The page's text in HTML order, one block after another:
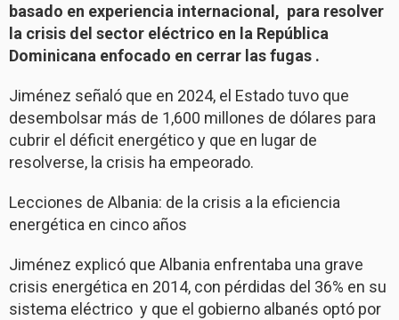
basado en experiencia internacional, para resolver
la crisis del sector eléctrico en la República
Dominicana enfocado en cerrar las fugas .
Jiménez señaló que en 2024, el Estado tuvo que
desembolsar más de 1,600 millones de dólares para
cubrir el déficit energético y que en lugar de
resolverse, la crisis ha empeorado.
Lecciones de Albania: de la crisis a la eficiencia
energética en cinco años
Jiménez explicó que Albania enfrentaba una grave
crisis energética en 2014, con pérdidas del 36% en su
sistema eléctrico y que el gobierno albanés optó por